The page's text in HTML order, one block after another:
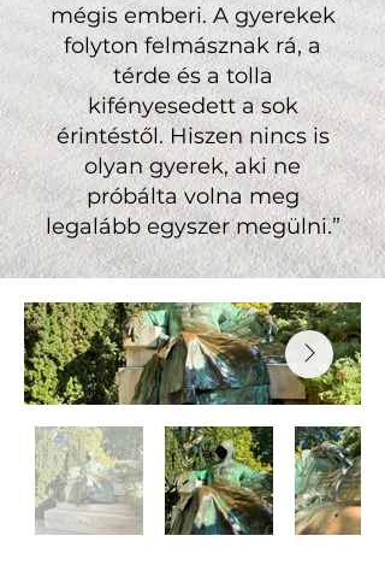
mégis emberi. A gyerekek
folyton felmásznak rá, a
térde és a tolla
kifényesedett a sok
érintéstől. Hiszen nincs is
olyan gyerek, aki ne
próbálta volna meg
legalább egyszer megülni.”